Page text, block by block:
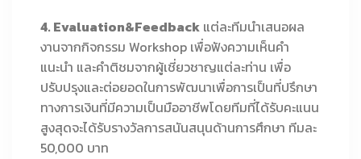
4. Evaluation&Feedback แต่ละทีมนำเสนอผล
งานจากกิจกรรม Workshop เพื่อฟังความเห็นคำ
แนะนำ และคำติชมจากผู้เชี่ยวชาญแต่ละท่าน เพื่อ
ปรับปรุงและต่อยอดในการพัฒนาเพื่อการเป็นที่ปรึกษา
ทางการเงินที่มีความเป็นมืออาชีพโดยทีมที่ได้รับคะแนน
สูงสุดจะได้รับรางวัลการสนันสนุนด้านการศึกษา ทีมละ
50,000 บาท